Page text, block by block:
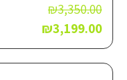
₪3,350.00
₪3,199.00